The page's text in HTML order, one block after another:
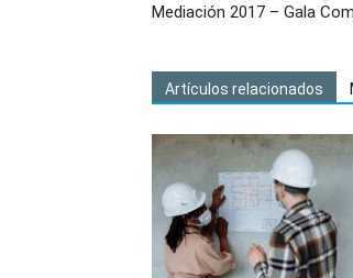
Mediación 2017 – Gala
Artículos relacionados